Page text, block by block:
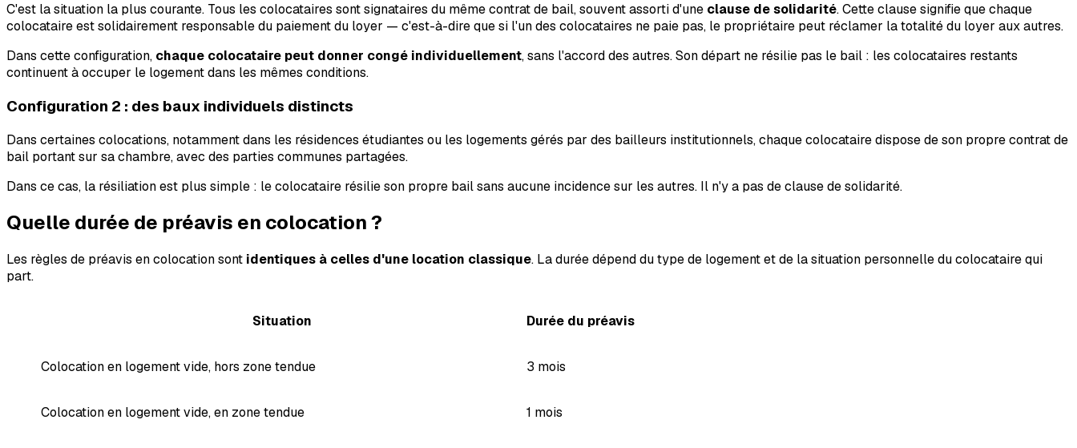
C'est la situation la plus courante. Tous les colocataires sont signataires du même contrat de bail, souvent assorti d'une clause de solidarité. Cette clause signifie que chaque
colocataire est solidairement responsable du paiement du loyer — c'est-à-dire que si l'un des colocataires ne paie pas, le propriétaire peut réclamer la totalité du loyer aux autres.
Dans cette configuration, chaque colocataire peut donner congé individuellement, sans l'accord des autres. Son départ ne résilie pas le bail : les colocataires restants
continuent à occuper le logement dans les mêmes conditions.
Configuration 2 : des baux individuels distincts
Dans certaines colocations, notamment dans les résidences étudiantes ou les logements gérés par des bailleurs institutionnels, chaque colocataire dispose de son propre contrat de
bail portant sur sa chambre, avec des parties communes partagées.
Dans ce cas, la résiliation est plus simple : le colocataire résilie son propre bail sans aucune incidence sur les autres. Il n'y a pas de clause de solidarité.
Quelle durée de préavis en colocation ?
Les règles de préavis en colocation sont identiques à celles d'une location classique. La durée dépend du type de logement et de la situation personnelle du colocataire qui
part.
Situation Durée du préavis
Colocation en logement vide, hors zone tendue 3 mois
Colocation en logement vide, en zone tendue 1 mois